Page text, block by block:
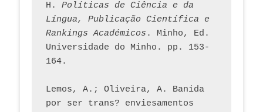
H. Políticas de Ciência e da
Língua, Publicação Científica e
Rankings Académicos . Minho, Ed.
Universidade do Minho. pp. 153-
164.
Lemos, A.; Oliveira, A. Banida
por ser trans? enviesamentos